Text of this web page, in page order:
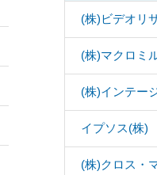
(株)ビデオリ
(株)マクロミ
(株)インテー
イプソス(株)
(株)クロス・